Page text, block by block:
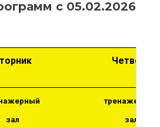
с 05.02.2026
Четверг
зал
тренажерный
зал